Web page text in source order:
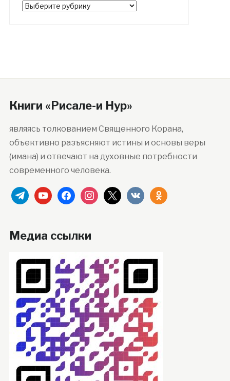
Рубрики
Книги «Рисале-и Нур»
являясь толкованием Священного Корана,
объективно разъясняют истины и основы веры
(имана) и отвечают на духовные потребности
современного человека.
telegramyoutubefacebookinstagram
x vkontakteodnoklassniki
Медиа ссылки